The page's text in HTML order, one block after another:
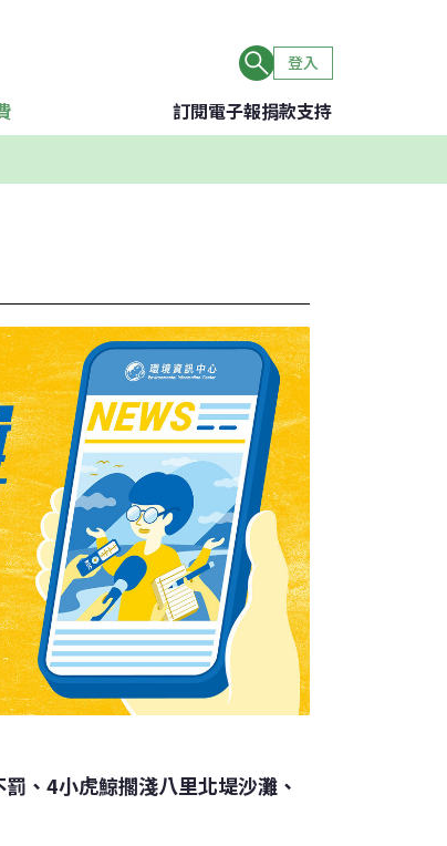
登入
訂閱電子報捐款支持
、4小虎鯨擱淺八里北堤沙灘、